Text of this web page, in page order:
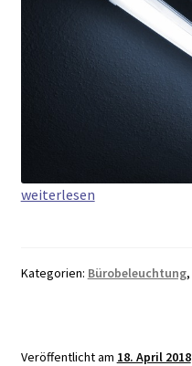
Büroleuchten
zu
weiterlesen
Kategorien: Bürobeleuchtung,
Veröffentlicht am 18. April 2018